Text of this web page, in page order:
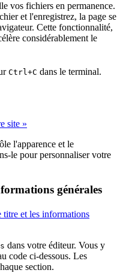
vos fichiers en permanence.
et l'enregistrez, la page se
Cette fonctionnalité,
considérablement le
Ctrl+C dans le terminal.
site »
l'apparence et le
le pour personnaliser votre
générales
titre et les informations
dans votre éditeur. Vous y
code ci-dessous. Les
section.